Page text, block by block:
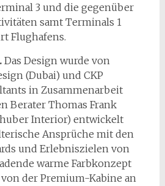
3 und die gegenüber
samt Terminals 1
Flughafens.
Das Design wurde von
(Dubai) und CKP
in Zusammenarbeit
Berater Thomas Frank
Interior) entwickelt
Ansprüche mit den
und Erlebniszielen von
warme Farbkonzept
der Premium-Kabine an